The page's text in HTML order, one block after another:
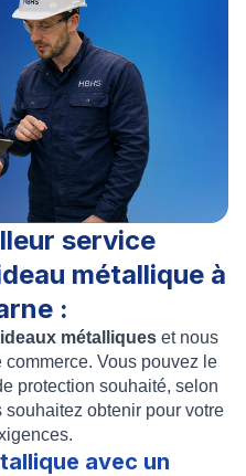
service
métallique à
:
métalliques et nous
commerce. Vous pouvez le
protection souhaité, selon
obtenir pour votre
avec un